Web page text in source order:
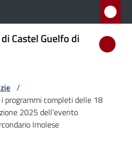
Castel Guelfo di
/
i programmi completi delle 18
2025 dell’evento
Imolese